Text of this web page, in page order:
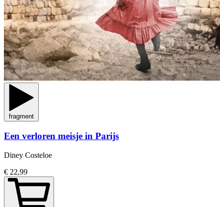
fragment
Een verloren meisje in Parijs
Diney Costeloe
€ 22,99